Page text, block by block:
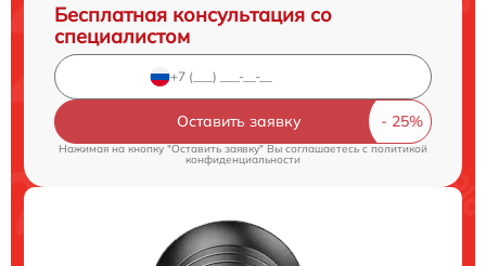
Бесплатная консультация со
специалистом
Оставить заявку
Нажимая на кнопку "Оставить заявку" Вы соглашаетесь cполитикой
конфиденциальности